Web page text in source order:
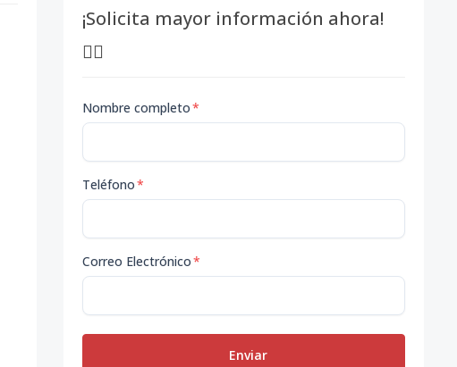
¡Solicita mayor información ahora!
👇🏽
Nombre completo*
Teléfono*
Correo Electrónico*
Enviar